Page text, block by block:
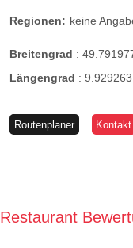
Regionen: keine
Breitengrad :
Längengrad : 9.929263
Routenplaner Kontakt
Restaurant